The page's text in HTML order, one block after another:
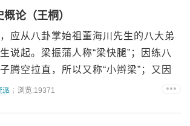
论（王桐）
应从八卦掌始祖董海川先生的八大弟
说起。梁振蒲人称“梁快腿”；因练八
腾空拉直，所以又称“小辫梁”；又因
意的，又被称为“估衣梁”。 ...
派 浏览:19371